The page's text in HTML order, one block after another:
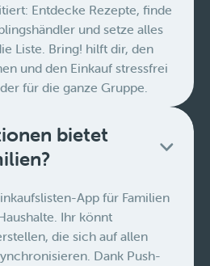
Entdecke Rezepte, finde
und setze alles
Liste. Bring! hilft dir, den
und den Einkauf stressfrei
für die ganze Gruppe.
bietet
App für Familien
Ihr könnt
die sich auf allen
Dank Push-